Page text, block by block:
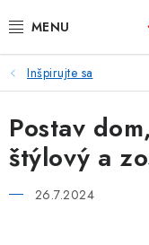
na
PLETIVÁ
BRÁNY A BRÁNKY
GABIÓNY
Inšpirujte sa
Postav
štýlový a
26.7.2024